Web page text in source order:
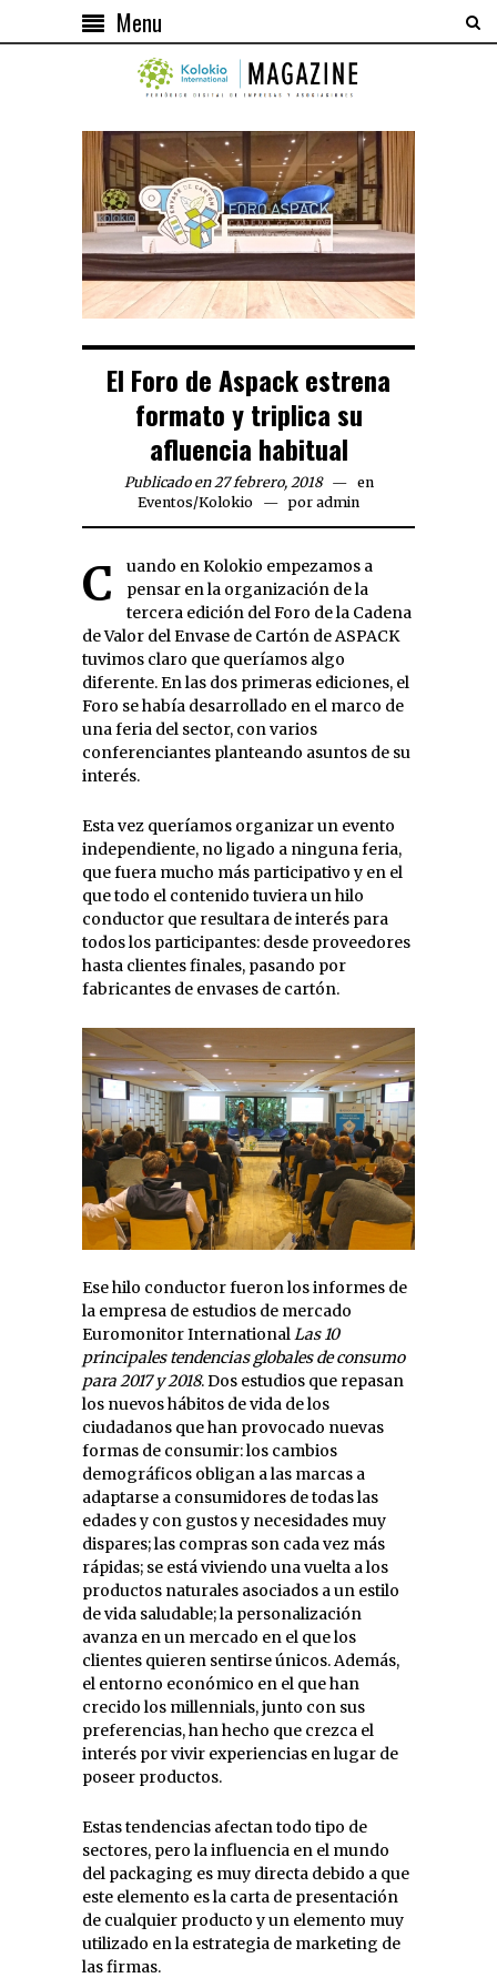
Menu
El Foro de Aspack estrena
formato y triplica su
afluencia habitual
Publicado en 27 febrero, 2018
en
Eventos/Kolokio por admin
Cuando en Kolokio empezamos a
pensar en la organización de la
tercera edición del Foro de la Cadena
de Valor del Envase de Cartón de ASPACK
tuvimos claro que queríamos algo
diferente. En las dos primeras ediciones, el
Foro se había desarrollado en el marco de
una feria del sector, con varios
conferenciantes planteando asuntos de su
interés.
Esta vez queríamos organizar un evento
independiente, no ligado a ninguna feria,
que fuera mucho más participativo y en el
que todo el contenido tuviera un hilo
conductor que resultara de interés para
todos los participantes: desde proveedores
hasta clientes finales, pasando por
fabricantes de envases de cartón.
Ese hilo conductor fueron los informes de
la empresa de estudios de mercado
Euromonitor InternationalLas 10
principales tendencias globales de consumo
para 2017 y 2018. Dos estudios que repasan
los nuevos hábitos de vida de los
ciudadanos que han provocado nuevas
formas de consumir: los cambios
demográficos obligan a las marcas a
adaptarse a consumidores de todas las
edades y con gustos y necesidades muy
dispares; las compras son cada vez más
rápidas; se está viviendo una vuelta a los
productos naturales asociados a un estilo
de vida saludable; la personalización
avanza en un mercado en el que los
clientes quieren sentirse únicos. Además,
el entorno económico en el que han
crecido los millennials, junto con sus
preferencias, han hecho que crezca el
interés por vivir experiencias en lugar de
poseer productos.
Estas tendencias afectan todo tipo de
sectores, pero la influencia en el mundo
del packaging es muy directa debido a que
este elemento es la carta de presentación
de cualquier producto y un elemento muy
utilizado en la estrategia de marketing de
las firmas.